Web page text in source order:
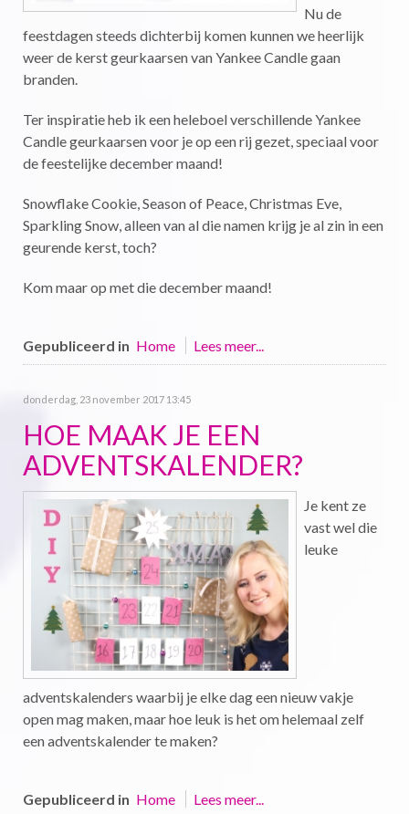
Nu de
feestdagen steeds dichterbij komen kunnen we heerlijk
weer de kerst geurkaarsen van Yankee Candle gaan
branden.
Ter inspiratie heb ik een heleboel verschillende Yankee
Candle geurkaarsen voor je op een rij gezet, speciaal voor
de feestelijke december maand!
Snowflake Cookie, Season of Peace, Christmas Eve,
Sparkling Snow, alleen van al die namen krijg je al zin in een
geurende kerst, toch?
Kom maar op met die december maand!
Gepubliceerd in Home Lees meer...
donderdag, 23 november 2017 13:45
HOE MAAK JE EEN
ADVENTSKALENDER?
Je kent ze
vast wel die
leuke
adventskalenders waarbij je elke dag een nieuw vakje
open mag maken, maar hoe leuk is het om helemaal zelf
een adventskalender te maken?
Gepubliceerd in Home Lees meer...